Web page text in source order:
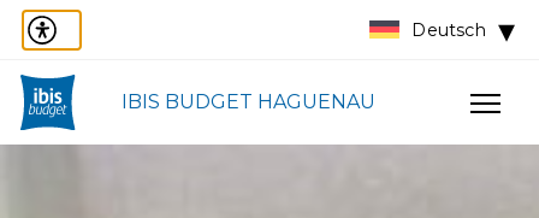
Deutsch
IBIS BUDGET HAGUENAU